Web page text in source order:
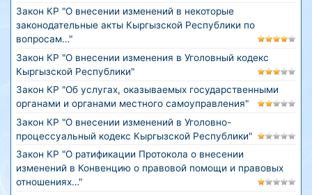
Закон КР "О внесении изменений в некоторые
законодательные акты Кыргызской Республики по
вопросам…"
Закон КР "О внесении изменения в Уголовный кодекс
Кыргызской Республики"
Закон КР "Об услугах, оказываемых государственными
органами и органами местного самоуправления"
Закон КР "О внесении изменений в Уголовно-
процессуальный кодекс Кыргызской Республики"
Закон КР "О ратификации Протокола о внесении
изменений в Конвенцию о правовой помощи и правовых
отношениях…"